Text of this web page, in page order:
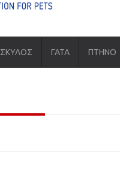
ΣΚΥΛΟΣ ΓΑΤΑ ΠΤΗΝΟ